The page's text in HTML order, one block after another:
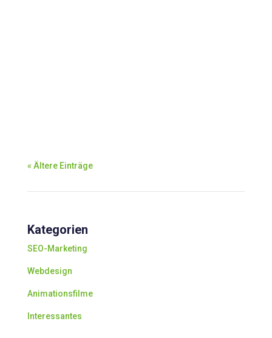
« Ältere Einträge
Kategorien
SEO-Marketing
Webdesign
Animationsfilme
Interessantes